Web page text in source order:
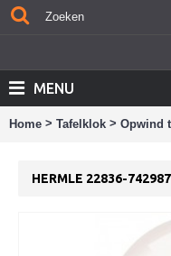
MENU
Home > Tafelklok > Opwind
HERMLE 22836-